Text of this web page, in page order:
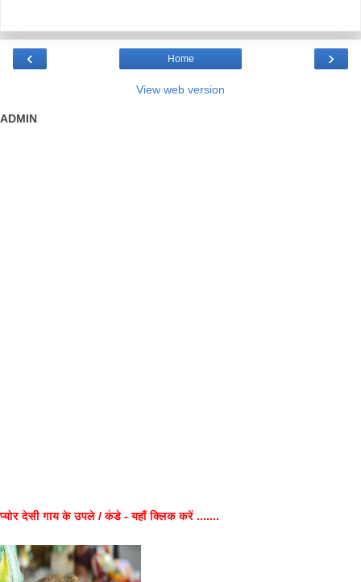
‹ ›
Home
View web version
ADMIN
प्योर देसी गाय के उपले / कंडे - यहाँ क्लिक करें .......